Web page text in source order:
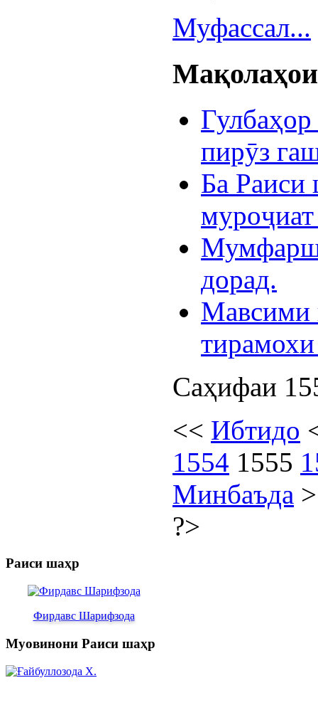
Муфассал...
пирӯз
Ба Раиси
дорад.
Мавсими
тирамохи
Саҳифаи
<< Ибтидо
1554 1555
Минбаъда
?>
Раиси шаҳр
Фирдавс Шарифзода
Муовинони Раиси шаҳр